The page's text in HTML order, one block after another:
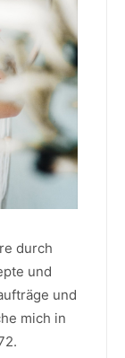
durch
und
und
mich in